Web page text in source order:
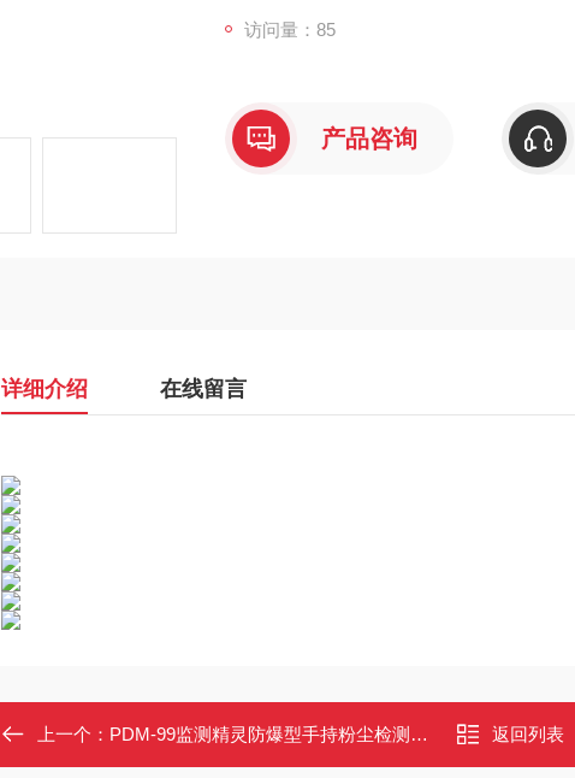
访问量：85
产品咨询
详细介绍 在线留言
上一个： PDM-99监测精灵防爆型手持粉尘检测仪高精度激光散射0.001mg/m³ 返回列表